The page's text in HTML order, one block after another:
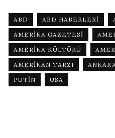
ABD ABD HABERLERI
AMERIKA GAZETESI
AMERIKA KÜLTÜRÜ
AMERIKAN TARZI
ANKARA
PUTIN
USA